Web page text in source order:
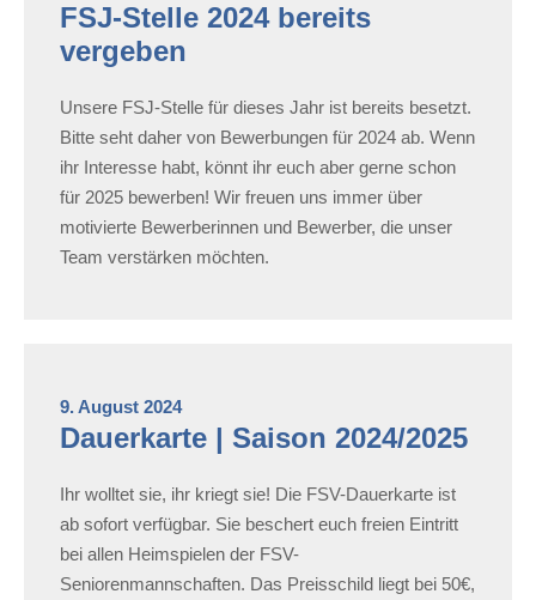
FSJ-Stelle 2024 bereits
vergeben
Unsere FSJ-Stelle für dieses Jahr ist bereits besetzt.
Bitte seht daher von Bewerbungen für 2024 ab. Wenn
ihr Interesse habt, könnt ihr euch aber gerne schon
für 2025 bewerben! Wir freuen uns immer über
motivierte Bewerberinnen und Bewerber, die unser
Team verstärken möchten.
9. August 2024
Dauerkarte | Saison 2024/2025
Ihr wolltet sie, ihr kriegt sie! Die FSV-Dauerkarte ist
ab sofort verfügbar. Sie beschert euch freien Eintritt
bei allen Heimspielen der FSV-
Seniorenmannschaften. Das Preisschild liegt bei 50€,